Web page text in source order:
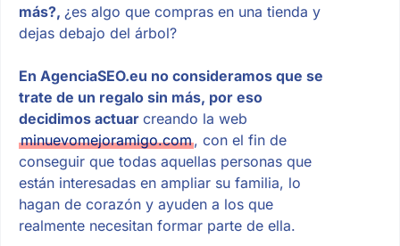
más?, ¿es algo que compras en una tienda y
dejas debajo del árbol?
En AgenciaSEO.eu no consideramos que se
trate de un regalo sin más, por eso
decidimos actuar creando la web
minuevomejoramigo.com, con el fin de
conseguir que todas aquellas personas que
están interesadas en ampliar su familia, lo
hagan de corazón y ayuden a los que
realmente necesitan formar parte de ella.